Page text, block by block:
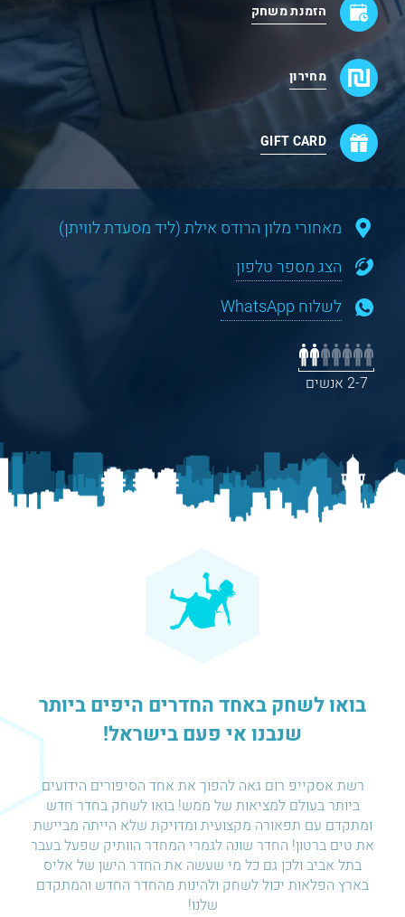
הזמנת משחק
מחירון
GIFT CARD
מאחורי מלון הרודס אילת (ליד מסעדת לוויתן)
הצג מספר טלפון
לשלוח WhatsApp
2-7 אנשים
בואו לשחק באחד החדרים היפים ביותר
שנבנו אי פעם בישראל!
רשת אסקייפ רום גאה להפוך את אחד הסיפורים הידועים
ביותר בעולם למציאות של ממש! בואו לשחק בחדר חדש
ומתקדם עם תפאורה מקצועית ומדויקת שלא הייתה מביישת
את טים ברטון! החדר שונה לגמרי המחדר הוותיק שפעל בעבר
בתל אביב ולכן גם כל מי שעשה את החדר הישן של אליס
בארץ הפלאות יכול לשחק ולהינות מהחדר החדש והמתקדם
שלנו!